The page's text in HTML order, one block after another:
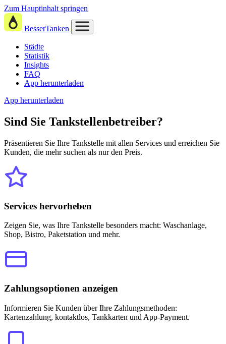
Zum Hauptinhalt springen
BesserTanken
Städte
Statistik
Insights
FAQ
App herunterladen
App herunterladen
Sind Sie Tankstellenbetreiber?
Präsentieren Sie Ihre Tankstelle mit allen Services und erreichen Sie
Kunden, die mehr suchen als nur den Preis.
Services hervorheben
Zeigen Sie, was Ihre Tankstelle besonders macht: Waschanlage,
Shop, Bistro, Paketstation und mehr.
Zahlungsoptionen anzeigen
Informieren Sie Kunden über Ihre Zahlungsmethoden:
Kartenzahlung, kontaktlos, Tankkarten und App-Payment.